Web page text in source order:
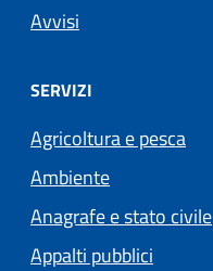
Avvisi
SERVIZI
Agricoltura e pesca
Ambiente
Anagrafe e stato civile
Appalti pubblici